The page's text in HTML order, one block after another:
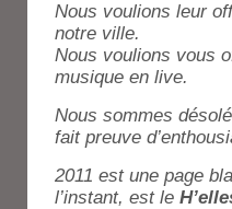
Nous voulions leur
notre ville.
Nous voulions vous
musique en live.
Nous sommes
fait preuve
2011 est une page
l’instant, est le